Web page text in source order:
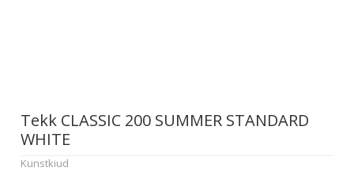
Tekk CLASSIC 200 SUMMER STANDARD
WHITE
Kunstkiud